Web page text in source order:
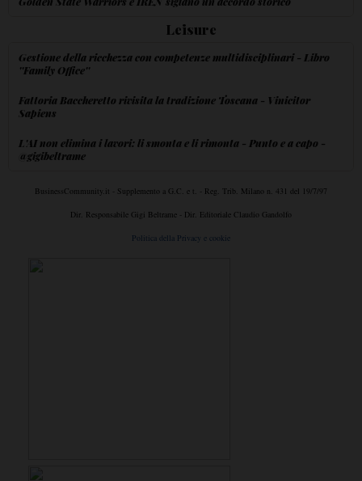
Leisure
Gestione della ricchezza con competenze multidisciplinari - Libro
''Family Office''
Fattoria Baccheretto rivisita la tradizione Toscana - Vinicitor
Sapiens
L'AI non elimina i lavori: li smonta e li rimonta - Punto e a capo -
@gigibeltrame
BusinessCommunity.it - Supplemento a G.C. e t. - Reg. Trib. Milano n. 431 del 19/7/97
Dir. Responsabile Gigi Beltrame - Dir. Editoriale Claudio Gandolfo
Politica della Privacy e cookie